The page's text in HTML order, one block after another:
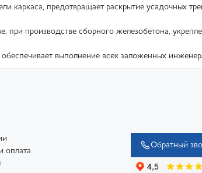
каркаса, предотвращает раскрытие усадочных
производстве сборного железобетона,
выполнение всех заложенных
оплата
Обратный